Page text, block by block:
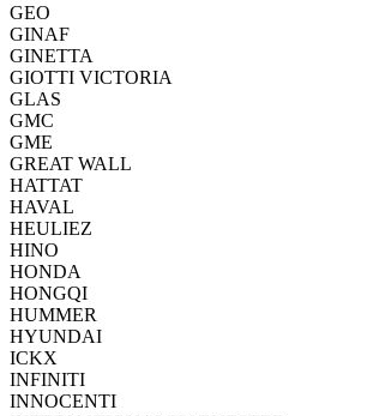
GEO
GINAF
GINETTA
GIOTTI VICTORIA
GLAS
GMC
GME
GREAT WALL
HATTAT
HAVAL
HEULIEZ
HINO
HONDA
HONGQI
HUMMER
HYUNDAI
ICKX
INFINITI
INNOCENTI